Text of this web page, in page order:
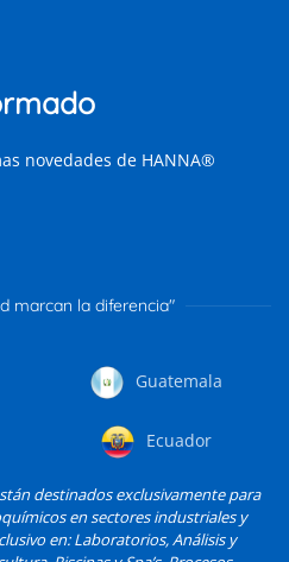
novedades de HANNA®
marcan la diferencia"
Guatemala
Ecuador
destinados exclusivamente para
en sectores industriales y
en: Laboratorios, Análisis y